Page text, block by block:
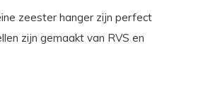
zeester hanger zijn perfect
zijn gemaakt van RVS en